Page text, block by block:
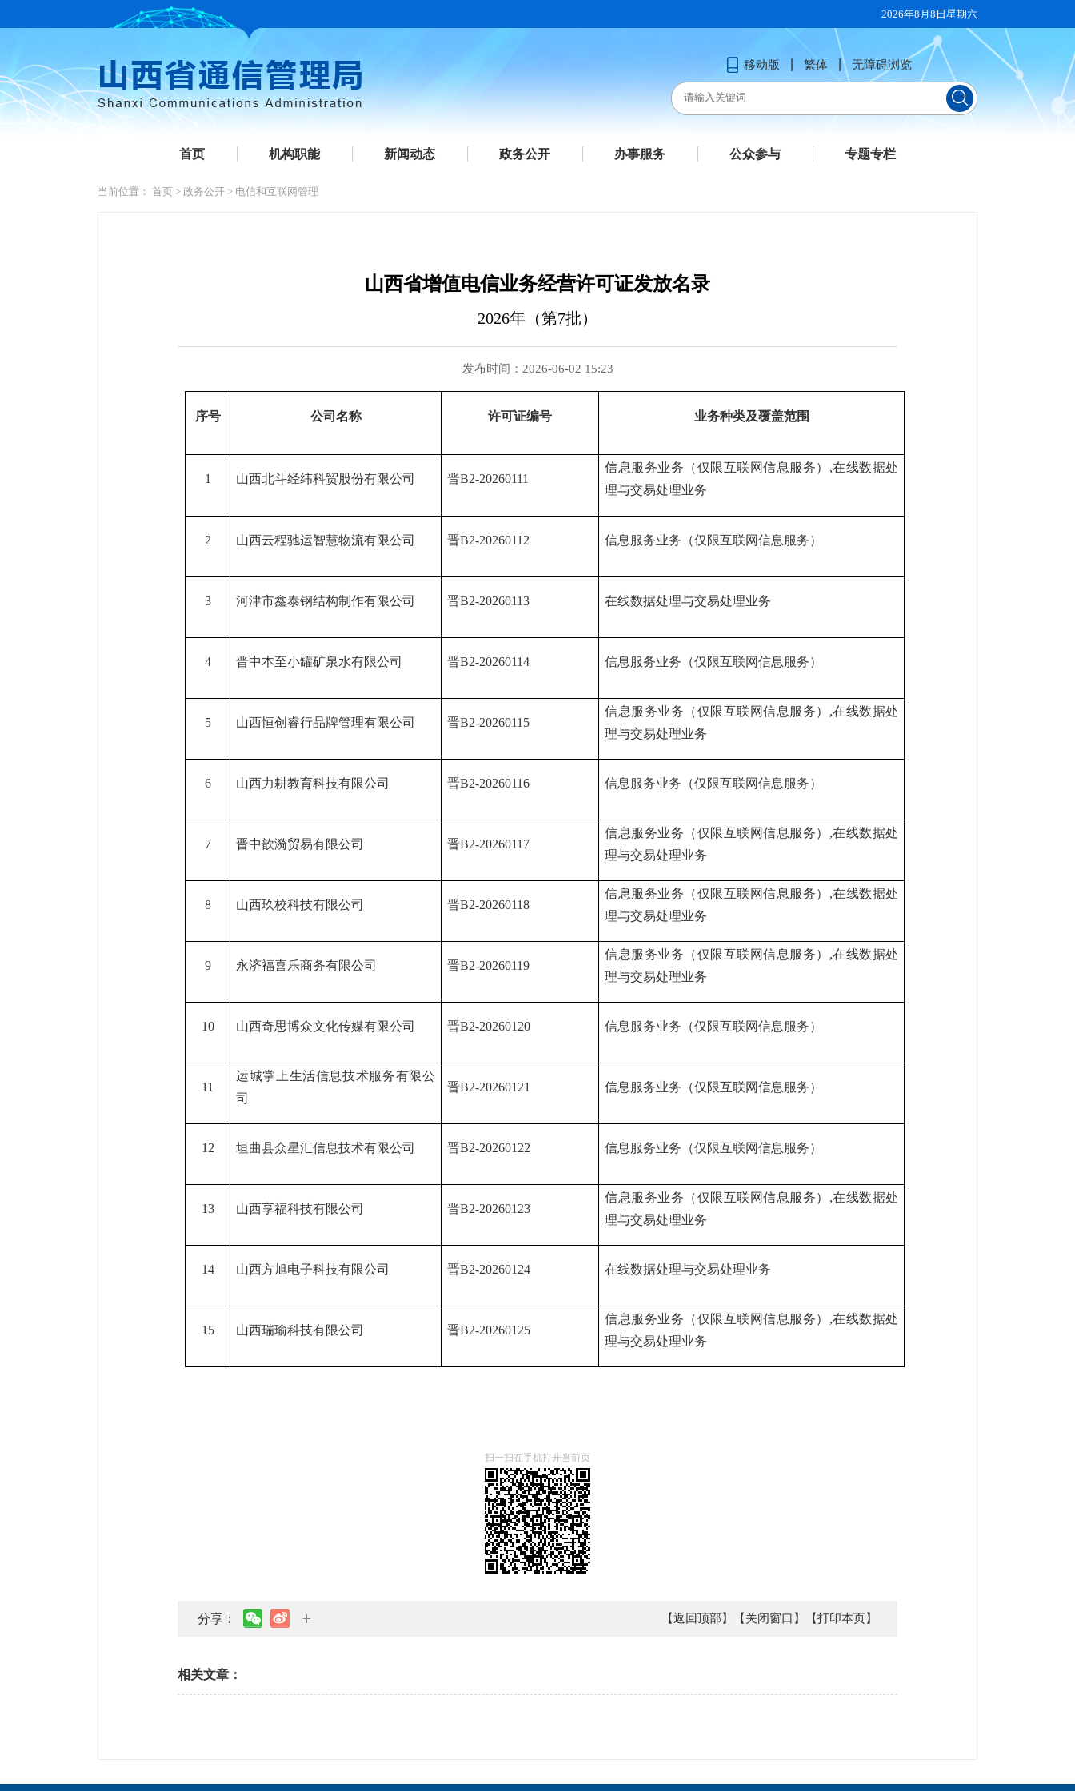
2026年8月8日星期六
移动版 繁体 无障碍浏览
首页 机构职能 新闻动态 政务公开 办事服务 公众参与 专题专栏
当前位置： 首页 > 政务公开 > 电信和互联网管理
山西省增值电信业务经营许可证发放名录
2026年（第7批）
发布时间：2026-06-02 15:23
序号 公司名称 许可证编号 业务种类及覆盖范围
1 山西北斗经纬科贸股份有限公司 晋B2-20260111
信息服务业务（仅限互联网信息服务） ,在线数据处
理与交易处理业务
2 山西云程驰运智慧物流有限公司 晋B2-20260112 信息服务业务（仅限互联网信息服务）
3 河津市鑫泰钢结构制作有限公司 晋B2-20260113 在线数据处理与交易处理业务
4 晋中本至小罐矿泉水有限公司 晋B2-20260114 信息服务业务（仅限互联网信息服务）
5 山西恒创睿行品牌管理有限公司 晋B2-20260115
信息服务业务（仅限互联网信息服务） ,在线数据处
理与交易处理业务
6 山西力耕教育科技有限公司 晋B2-20260116 信息服务业务（仅限互联网信息服务）
7 晋中歆漪贸易有限公司 晋B2-20260117
信息服务业务（仅限互联网信息服务） ,在线数据处
理与交易处理业务
8 山西玖校科技有限公司 晋B2-20260118
信息服务业务（仅限互联网信息服务） ,在线数据处
理与交易处理业务
9 永济福喜乐商务有限公司 晋B2-20260119
信息服务业务（仅限互联网信息服务） ,在线数据处
理与交易处理业务
10 山西奇思博众文化传媒有限公司 晋B2-20260120 信息服务业务（仅限互联网信息服务）
11
运城掌上生活信息技术服务有限公
司
晋B2-20260121 信息服务业务（仅限互联网信息服务）
12 垣曲县众星汇信息技术有限公司 晋B2-20260122 信息服务业务（仅限互联网信息服务）
13 山西享福科技有限公司 晋B2-20260123
信息服务业务（仅限互联网信息服务） ,在线数据处
理与交易处理业务
14 山西方旭电子科技有限公司 晋B2-20260124 在线数据处理与交易处理业务
15 山西瑞瑜科技有限公司 晋B2-20260125
信息服务业务（仅限互联网信息服务） ,在线数据处
理与交易处理业务
扫一扫在手机打开当前页
分享： 【返回顶部】 【关闭窗口】 【打印本页】
相关文章：